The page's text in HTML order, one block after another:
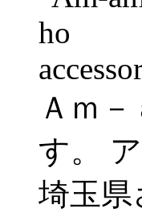
Ａｍ
す。
埼玉県